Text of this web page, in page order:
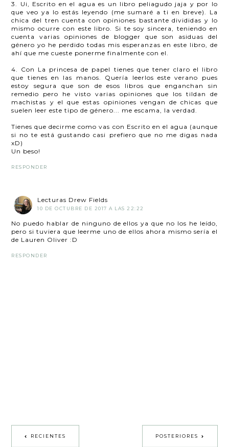
3. Ui, Escrito en el agua es un libro peliagudo jaja y por lo
que veo ya lo estás leyendo (me sumaré a ti en breve). La
chica del tren cuenta con opiniones bastante divididas y lo
mismo ocurre con este libro. Si te soy sincera, teniendo en
cuenta varias opiniones de blogger que son asiduas del
género yo he perdido todas mis esperanzas en este libro, de
ahí que me cueste ponerme finalmente con el.
4. Con La princesa de papel tienes que tener claro el libro
que tienes en las manos. Quería leerlos este verano pues
estoy segura que son de esos libros que enganchan sin
remedio pero he visto varias opiniones que los tildan de
machistas y el que estas opiniones vengan de chicas que
suelen leer este tipo de género... me escama, la verdad.
Tienes que decirme como vas con Escrito en el agua (aunque
si no te está gustando casi prefiero que no me digas nada
xD)
Un beso!
RESPONDER
Lecturas Drew Fields
10 DE OCTUBRE DE 2017 A LAS 22:22
No puedo hablar de ninguno de ellos ya que no los he leído,
pero si tuviera que leerme uno de ellos ahora mismo sería el
de Lauren Oliver :D
RESPONDER
RECIENTES POSTERIORES